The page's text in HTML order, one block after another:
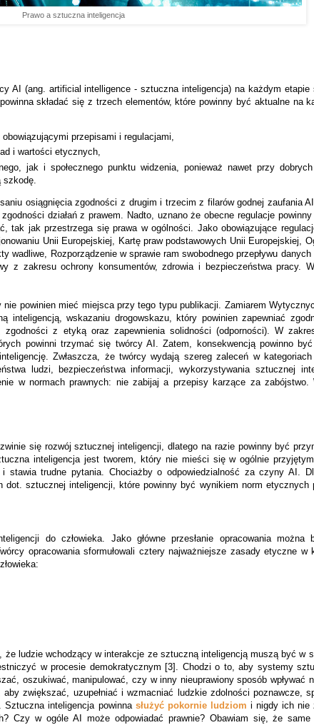
Prawo a sztuczna inteligencja
AI (ang. artificial intelligence - sztuczna inteligencja) na każdym etapie
składać się z trzech elementów, które powinny być aktualne na
przepisami i regulacjami,
i wartości etycznych,
jak i społecznego punktu widzenia, ponieważ nawet przy
osiągnięcia zgodności z drugim i trzecim z filarów godnej zaufania
działań z prawem. Nadto, uznano że obecne regulacje
jak przestrzega się prawa w ogólności. Jako obowiązujące
Unii Europejskiej, Kartę praw podstawowych Unii Europejskiej,
wadliwe,
Rozporządzenie w sprawie ram swobodnego przepływu
z zakresu ochrony konsumentów, zdrowia i bezpieczeństwa pracy.
powinien mieć miejsca przy tego typu publikacji. Zamiarem
inteligencją, wskazaniu drogowskazu, który powinien zapewniać
z etyką oraz zapewnienia solidności (odporności). W
powinni trzymać się twórcy AI. Zatem, konsekwencją powinno
Zwłaszcza, że twórcy wydają szereg zaleceń w
ludzi, bezpieczeństwa informacji, wykorzystywania sztucznej
w normach prawnych: nie zabijaj a przepisy karzące za
się rozwój sztucznej inteligencji, dlatego na razie powinny być
inteligencja jest tworem, który nie mieści się w ogólnie przyjętym
stawia trudne pytania. Chociażby o odpowiedzialność za czyny AI.
sztucznej inteligencji, które powinny być wynikiem norm etycznych
do człowieka. Jako główne przesłanie opracowania można
opracowania sformułowali cztery najważniejsze zasady etyczne w
ludzie wchodzący w interakcje ze sztuczną inteligencjąmuszą być w
w procesie demokratycznym [3]. Chodzi o to, aby systemy
oszukiwać, manipulować, czy w inny nieuprawiony sposób wpływać
zwiększać, uzupełniać i wzmacniać ludzkie zdolności poznawcze,
inteligencja powinna służyć pokornie ludziom i nigdy ich nie
Czy w ogóle AI może odpowiadać prawnie? Obawiam się, że